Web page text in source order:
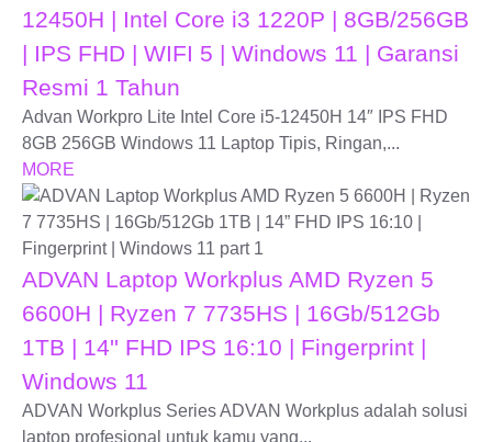
12450H | Intel Core i3 1220P | 8GB/256GB
| IPS FHD | WIFI 5 | Windows 11 | Garansi
Resmi 1 Tahun
Advan Workpro Lite Intel Core i5-12450H 14″ IPS FHD
8GB 256GB Windows 11 Laptop Tipis, Ringan,...
MORE
ADVAN Laptop Workplus AMD Ryzen 5
6600H | Ryzen 7 7735HS | 16Gb/512Gb
1TB | 14'' FHD IPS 16:10 | Fingerprint |
Windows 11
ADVAN Workplus Series ADVAN Workplus adalah solusi
laptop profesional untuk kamu yang...